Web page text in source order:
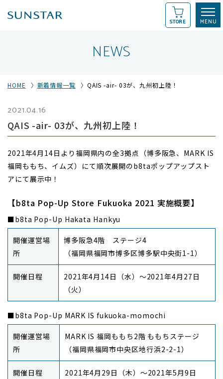
STORE
NEWS
HOME 新着情報一覧 QAIS -air- 03が、九州初上陸！
2021.04.16
QAIS -air- 03が、九州初上陸！
2021年4月14日より福岡県内の全3拠点（博多阪急、MARK IS
福岡ももち、イムズ）にて順次展開のb8taポップアップスト
アにて展示中！
【b8ta Pop-Up Store Fukuoka 2021 実施概要】
■b8ta Pop-Up Hakata Hankyu
開催運営場
所
博多阪急4階 ステージ4
（福岡県福岡市博多区博多駅中央街1-1）
開催日程
2021年4月14日（水）～2021年4月27日
（火）
■b8ta Pop-Up MARK IS fukuoka-momochi
開催運営場
所
MARK IS 福岡ももち2階 ももちステージ
（福岡県福岡市中央区地行浜2-2-1）
開催日程
2021年4月29日（木）～2021年5月9日